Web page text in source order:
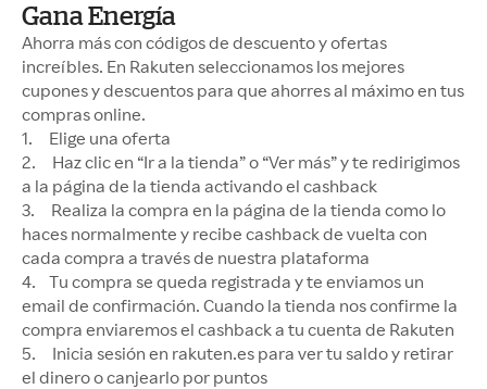
Gana Energía
Ahorra más con códigos de descuento y ofertas
increíbles. En Rakuten seleccionamos los mejores
cupones y descuentos para que ahorres al máximo en tus
compras online.
1. Elige una oferta
2. Haz clic en “Ir a la tienda” o “Ver más” y te redirigimos
a la página de la tienda activando el cashback
3. Realiza la compra en la página de la tienda como lo
haces normalmente y recibe cashback de vuelta con
cada compra a través de nuestra plataforma
4. Tu compra se queda registrada y te enviamos un
email de confirmación. Cuando la tienda nos confirme la
compra enviaremos el cashback a tu cuenta de Rakuten
5. Inicia sesión en rakuten.es para ver tu saldo y retirar
el dinero o canjearlo por puntos